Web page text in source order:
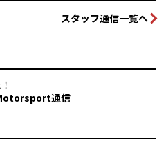
スタッフ通信一覧へ
通信